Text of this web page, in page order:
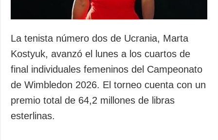
La tenista número dos de Ucrania, Marta
Kostyuk, avanzó el lunes a los cuartos de
final individuales femeninos del Campeonato
de Wimbledon 2026. El torneo cuenta con un
premio total de 64,2 millones de libras
esterlinas.